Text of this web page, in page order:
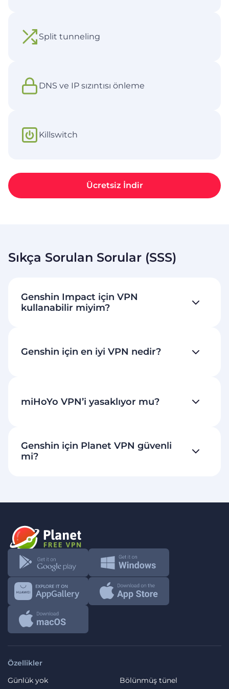
Split tunneling
DNS ve IP sızıntısı önleme
Killswitch
Ücretsiz İndir
Sıkça Sorulan Sorular (SSS)
Genshin Impact için VPN
kullanabilir miyim?
Genshin için en iyi VPN nedir?
miHoYo VPN’i yasaklıyor mu?
Genshin için Planet VPN güvenli
mi?
Özellikler
Günlük yok
Bölünmüş tünel